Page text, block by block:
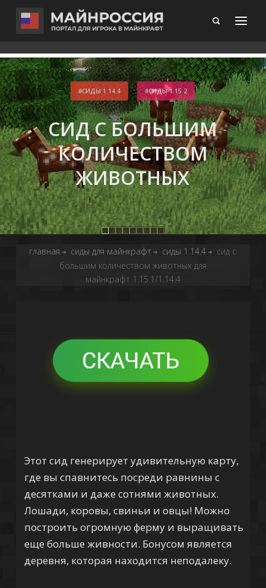
СИДЫ 1.14.4 СИДЫ 1.15.2
СИД С БОЛЬШИМ
КОЛИЧЕСТВОМ
ЖИВОТНЫХ
главная ➔ сиды для майнкрафт ➔ сиды 1.14.4 ➔
сид с
большим количеством животных для
майнкрафт 1.15.1/1.14.4
Этот сид генерирует удивительную карту,
где вы спавнитесь посреди равнины с
десятками и даже сотнями животных.
Лошади, коровы, свиньи и овцы! Можно
построить огромную ферму и выращивать
еще больше живности. Бонусом является
деревня, которая находится неподалеку.